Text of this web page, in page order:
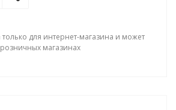
только для интернет-магазина и может
розничных магазинах